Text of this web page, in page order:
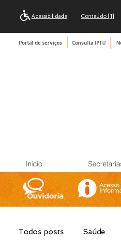
Acessibilidade Conteúdo [1]
Portal de serviços Consulta IPTU
Início
Todos posts Saúde